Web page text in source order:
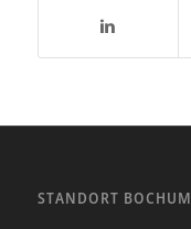
STANDORT BOCHUM